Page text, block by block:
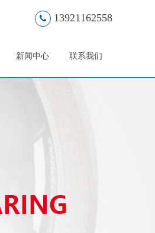
13921162558
新闻中心 联系我们